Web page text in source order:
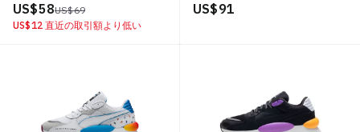
US$ 58US$ 69
US$ 12 直近の取引額より低い
US$ 91